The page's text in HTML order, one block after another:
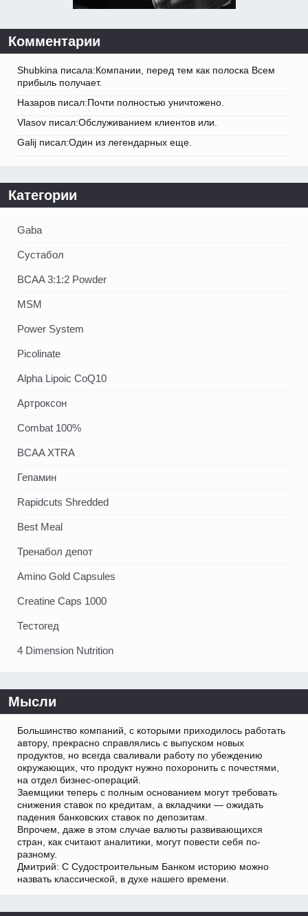
Комментарии
Shubkina писала:Компании, перед тем как полоска Всем
прибыль получает.
Назаров писал:Почти полностью уничтожено.
Vlasov писал:Обслуживанием клиентов или.
Galij писал:Один из легендарных еще.
Категории
Gaba
Сустабол
BCAA 3:1:2 Powder
MSM
Power System
Picolinate
Alpha Lipoic CoQ10
Артроксон
Combat 100%
BCAA XTRA
Гепамин
Rapidcuts Shredded
Best Meal
Тренабол депот
Amino Gold Capsules
Creatine Caps 1000
Тестогед
4 Dimension Nutrition
Мысли
Большинство компаний, с которыми приходилось работать
автору, прекрасно справлялись с выпуском новых
продуктов, но всегда сваливали работу по убеждению
окружающих, что продукт нужно похоронить с почестями,
на отдел бизнес-операций.
Заемщики теперь с полным основанием могут требовать
снижения ставок по кредитам, а вкладчики — ожидать
падения банковских ставок по депозитам.
Впрочем, даже в этом случае валюты развивающихся
стран, как считают аналитики, могут повести себя по-
разному.
Дмитрий: С Судостроительным Банком историю можно
назвать классической, в духе нашего времени.